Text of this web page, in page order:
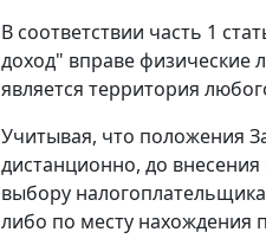
В соответствии часть 1
доход" вправе физические
является территория
Учитывая, что положения
дистанционно, до
выбору
либо по месту нахождения